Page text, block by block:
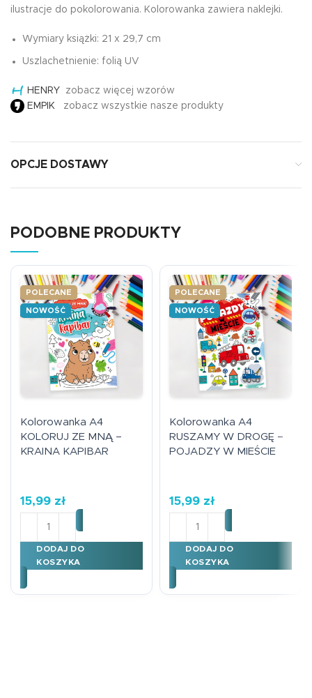
ilustracje do pokolorowania. Kolorowanka zawiera naklejki.
Wymiary książki: 21 x 29,7 cm
Uszlachetnienie: folią UV
HENRY zobacz więcej wzorów
EMPIK zobacz wszystkie nasze produkty
OPCJE DOSTAWY
PODOBNE PRODUKTY
POLECANE
NOWOŚĆ
Kolorowanka A4
KOLORUJ ZE MNĄ –
KRAINA KAPIBAR
15,99 zł
ilość Kolorowanka A4 KOLORUJ ZE MNĄ - KRAINA
DODAJ DO
KOSZYKA
POLECANE
NOWOŚĆ
Kolorowanka A4
RUSZAMY W DROGĘ –
POJADZY W MIEŚCIE
15,99 zł
ilość Kolorowanka A4
DODAJ DO
KOSZYKA